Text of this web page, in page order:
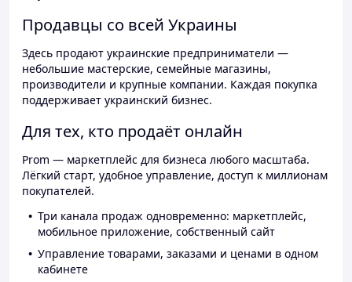
Продавцы со всей Украины
Здесь продают украинские предприниматели —
небольшие мастерские, семейные магазины,
производители и крупные компании. Каждая покупка
поддерживает украинский бизнес.
Для тех, кто продаёт онлайн
Prom — маркетплейс для бизнеса любого масштаба.
Лёгкий старт, удобное управление, доступ к миллионам
покупателей.
Три канала продаж одновременно: маркетплейс,
мобильное приложение, собственный сайт
Управление товарами, заказами и ценами в одном
кабинете